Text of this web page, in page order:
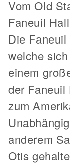
Vom Old
Faneuil
Die
welche
einem
der Faneuil
zum
anderem
Otis